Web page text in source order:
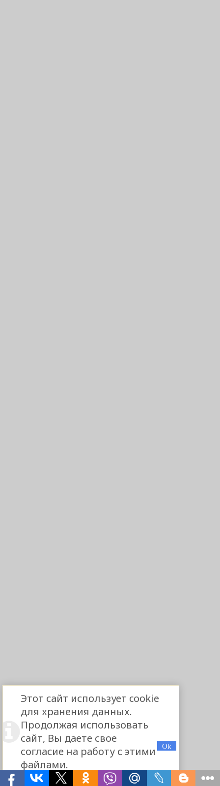
Этот сайт использует cookie
для хранения данных.
Продолжая использовать
сайт, Вы даете свое
согласие на работу с этими
файлами.